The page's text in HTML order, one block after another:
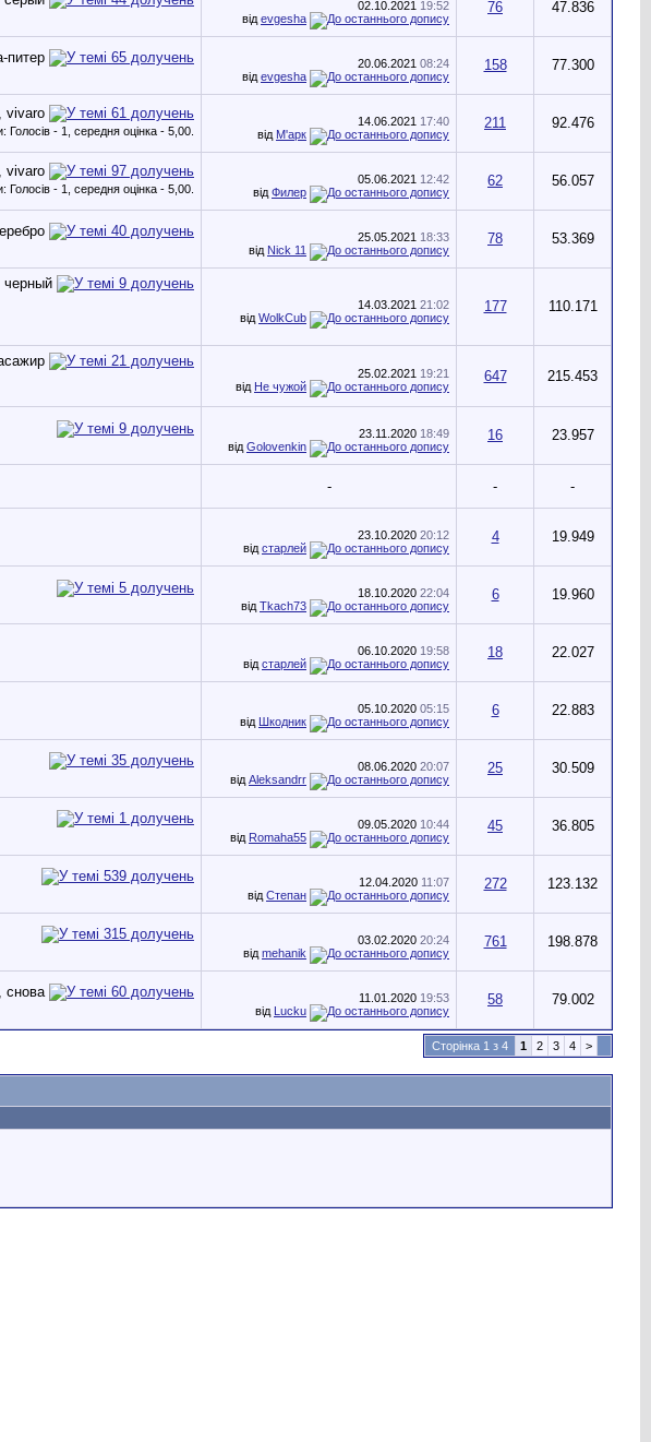
02.10.2021 19:52
від evgesha
76 47.836
20.06.2021 08:24
від evgesha
158 77.300
14.06.2021 17:40
від М'арк
211 92.476
05.06.2021 12:42
від Филер
62 56.057
25.05.2021 18:33
від Nick 11
78 53.369
14.03.2021 21:02
від WolkCub
177 110.171
25.02.2021 19:21
від Не чужой
647 215.453
23.11.2020 18:49
від Golovenkin
16 23.957
- - -
23.10.2020 20:12
від старлей
4 19.949
18.10.2020 22:04
від Tkach73
6 19.960
06.10.2020 19:58
від старлей
18 22.027
05.10.2020 05:15
від Шкодник
6 22.883
08.06.2020 20:07
від Aleksandrr
25 30.509
09.05.2020 10:44
від Romaha55
45 36.805
12.04.2020 11:07
від Степан
272 123.132
03.02.2020 20:24
від mehanik
761 198.878
11.01.2020 19:53
від Lucku
58 79.002
Сторінка 1 з 4 1 2 3 4 >